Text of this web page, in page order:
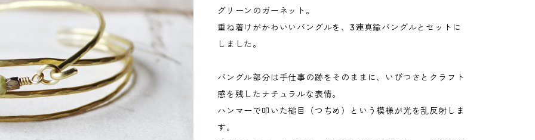
グリーンのガーネット。
重ね着けがかわいいバングルを、3連真鍮バングルとセットに
しました。
バングル部分は手仕事の跡をそのままに、いびつさとクラフト
感を残したナチュラルな表情。
ハンマーで叩いた槌目（つちめ）という模様が光を乱反射しま
す。